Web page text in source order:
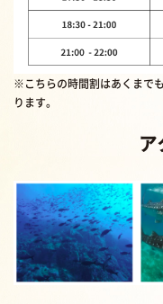
※こちらの時間割はあくまで
ります。
ア